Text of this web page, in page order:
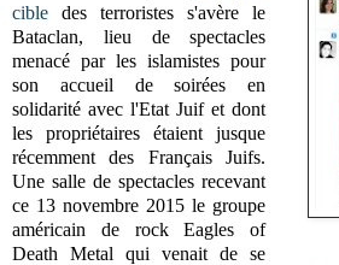
cible des terroristes s'avère le
Bataclan, lieu de spectacles
menacé par les islamistes pour
son accueil de soirées en
solidarité avec l'Etat Juif et dont
les propriétaires étaient jusque
récemment des Français Juifs.
Une salle de spectacles recevant
ce 13 novembre 2015 le groupe
américain de rock Eagles of
Death Metal qui venait de se